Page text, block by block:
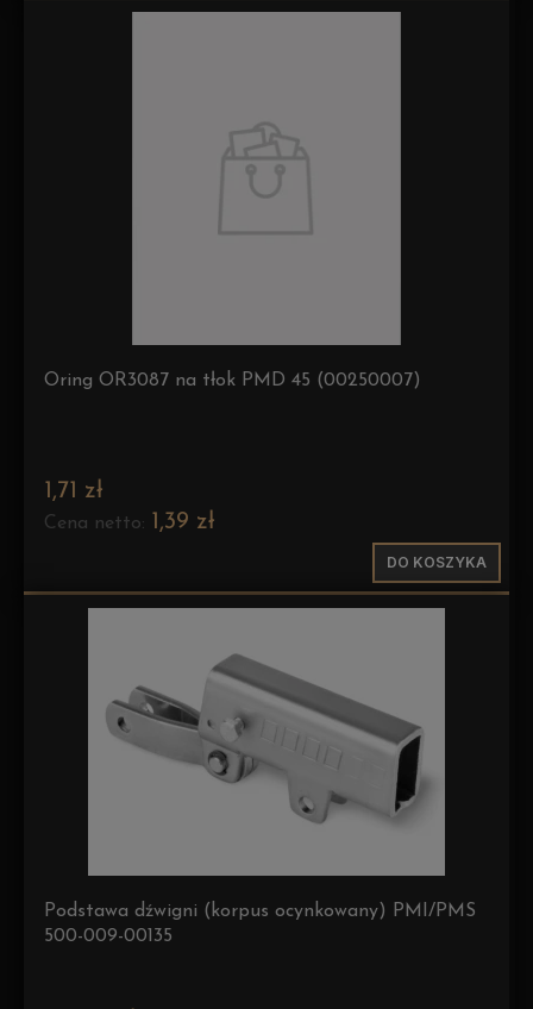
Oring OR3087 na tłok PMD 45 (00250007)
1,71 zł
Cena netto: 1,39 zł
DO KOSZYKA
Podstawa dźwigni (korpus ocynkowany) PMI/PMS
500-009-00135